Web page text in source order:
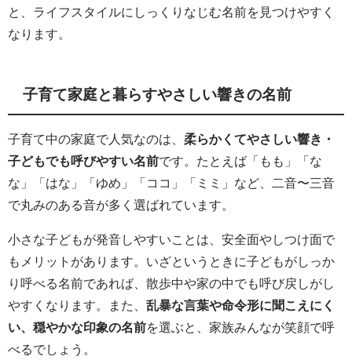
と、ライフスタイルにしっくりなじむ名前を見つけやすく
なります。
子育て家庭と暮らすやさしい響きの名前
子育て中の家庭で人気なのは、 柔らかくてやさしい響き・
子どもでも呼びやすい名前です。たとえば「もも」「な
な」「はな」「ゆめ」「ココ」「ミミ」など、二音〜三音
で丸みのある音が多く選ばれています。
小さな子どもが発音しやすいことは、安全面やしつけ面で
もメリットがあります。いざというときに子どもがしっか
り呼べる名前であれば、散歩中や家の中でも呼び戻しがし
やすくなります。また、 乱暴な言葉や命令形に聞こえにく
い、穏やかな印象の名前を選ぶと、家族みんなが笑顔で呼
べるでしょう。